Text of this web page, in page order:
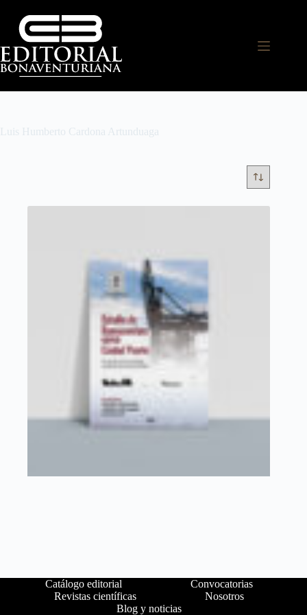
Luis Humberto Cardona Artunduaga
Catálogo editorial
Convocatorias
Revistas científicas
Nosotros
Blog y noticias